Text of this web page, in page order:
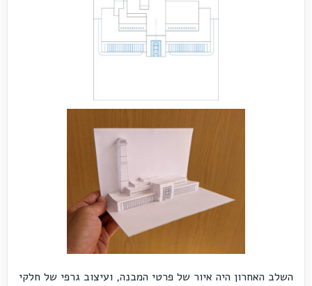
השלב האחרון היה איור של פרטי המבנה, ועיצוב גרפי של חלקי